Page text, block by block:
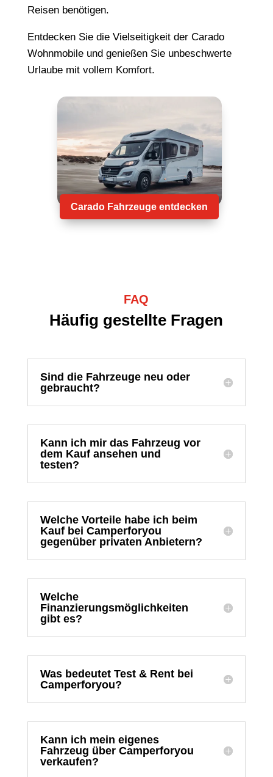
Reisen benötigen.
Entdecken Sie die Vielseitigkeit der Carado
Wohnmobile und genießen Sie unbeschwerte
Urlaube mit vollem Komfort.
Carado Fahrzeuge entdecken
FAQ
Häufig gestellte Fragen
Sind die Fahrzeuge neu oder
gebraucht?
Kann ich mir das Fahrzeug vor
dem Kauf ansehen und
testen?
Welche Vorteile habe ich beim
Kauf bei Camperforyou
gegenüber privaten Anbietern?
Welche
Finanzierungsmöglichkeiten
gibt es?
Was bedeutet Test & Rent bei
Camperforyou?
Kann ich mein eigenes
Fahrzeug über Camperforyou
verkaufen?